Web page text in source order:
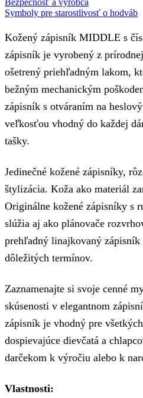
Symboly pre starostlivosť o hodváb
Kožený zápisník MIDDLE s
zápisník je vyrobený z
ošetrený priehľadným lakom,
bežným mechanickým
zápisník s otváraním na
veľkosťou vhodný do každej
tašky.
Jedinečné kožené zápisníky,
štylizácia. Koža ako materiál
Originálne kožené zápisníky s
slúžia aj ako plánovače
prehľadný linajkovaný zápisník
dôležitých termínov.
Zaznamenajte si svoje cenné
skúsenosti v elegantnom
zápisník je vhodný pre
dospievajúce dievčatá a
darčekom k výročiu alebo k
Vlastnosti: